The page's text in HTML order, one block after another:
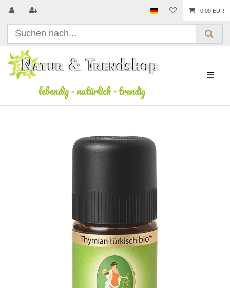
0,00 EUR
lebendig-natürlich-trendig
☰